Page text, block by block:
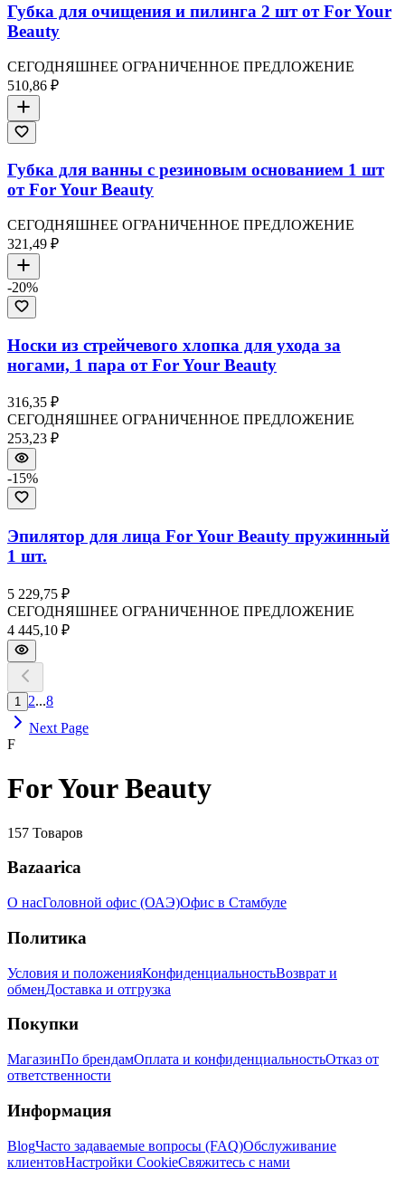
Губка для очищения и пилинга 2 шт от For Your
Beauty
СЕГОДНЯШНЕЕ ОГРАНИЧЕННОЕ ПРЕДЛОЖЕНИЕ
510,86 ₽
Губка для ванны с резиновым основанием 1 шт
от For Your Beauty
СЕГОДНЯШНЕЕ ОГРАНИЧЕННОЕ ПРЕДЛОЖЕНИЕ
321,49 ₽
-20%
Носки из стрейчевого хлопка для ухода за
ногами, 1 пара от For Your Beauty
316,35 ₽
СЕГОДНЯШНЕЕ ОГРАНИЧЕННОЕ ПРЕДЛОЖЕНИЕ
253,23 ₽
-15%
Эпилятор для лица For Your Beauty пружинный
1 шт.
5 229,75 ₽
СЕГОДНЯШНЕЕ ОГРАНИЧЕННОЕ ПРЕДЛОЖЕНИЕ
4 445,10 ₽
1 2...8
Next Page
F
For Your Beauty
157 Товаров
Bazaarica
О насГоловной офис (ОАЭ)Офис в Стамбуле
Политика
Условия и положенияКонфиденциальностьВозврат и
обменДоставка и отгрузка
Покупки
МагазинПо брендамОплата и конфиденциальностьОтказ от
ответственности
Информация
BlogЧасто задаваемые вопросы (FAQ)Обслуживание
клиентовНастройки CookieСвяжитесь с нами